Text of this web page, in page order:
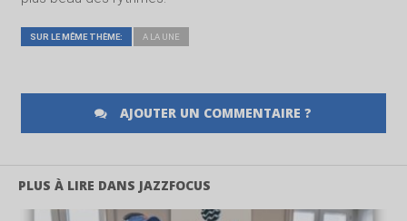
SUR LE MÊME THÈME: A LA UNE
AJOUTER UN COMMENTAIRE ?
PLUS À LIRE DANS JAZZFOCUS